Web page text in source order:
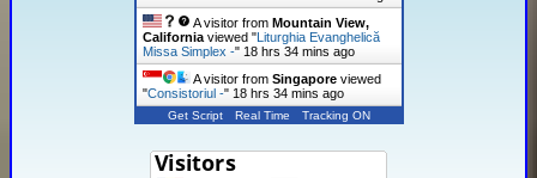
A visitor from Mountain View,
Californiaviewed "Liturghia Evanghelică
Missa Simplex -" 18 hrs 34 mins ago
A visitor from Singaporeviewed
"Consistoriul -" 18 hrs 34 mins ago
Get Script Real Time Tracking ON